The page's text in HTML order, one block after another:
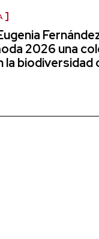
2026 una
la biodiversidad